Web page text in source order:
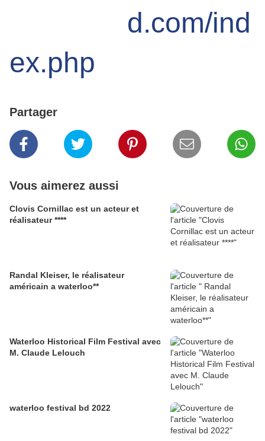
d.com/ind
ex.php
Partager
Vous aimerez aussi
Clovis Cornillac est un acteur et
réalisateur ****
Randal Kleiser, le réalisateur
américain a waterloo**
Waterloo Historical Film Festival avec
M. Claude Lelouch
waterloo festival bd 2022